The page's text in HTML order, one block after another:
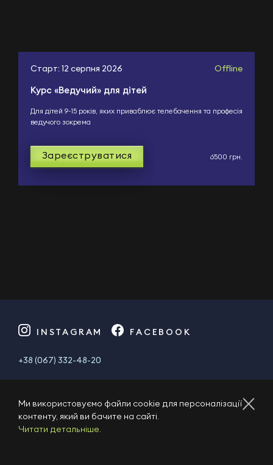
Ми використовуємо файли cookie для персоналізації
контенту, який ви бачите на сайті.
Читати детальніше.
Старт: 12 серпня 2026 Offline
Курс «Ведучий» для дітей
Для дітей 9-15 років, яких приваблює телебачення та професія
ведучого зокрема
Зареєструватися 6500 грн.
INSTAGRAM FACEBOOK
+38 (067) 332-48-20
school@1plus1.tv